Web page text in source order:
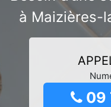
à Maizières-
09